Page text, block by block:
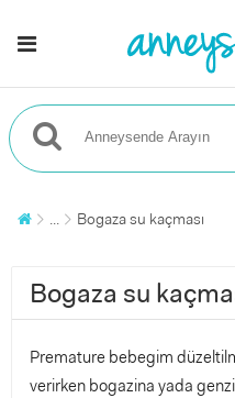
... Bogaza su kaçması
Bogaza su
Premature bebegim
verirken bogazina yada